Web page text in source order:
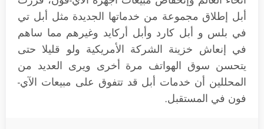
أبل إطلاق مجموعة من خدماتها الجديدة مثل أبل تي
في بلس و أبل كارد وأبل أركايد وغيرهم مما ساهم
في إنعاش خزينة الشركة الأمريكية ولو قليلا حتى
يتحسن سوق الهواتف مرة أخرى ويرى العديد من
المحللين أن خدمات أبل قد تتفوق على مبيعات الآي-
فون في المستقبل.